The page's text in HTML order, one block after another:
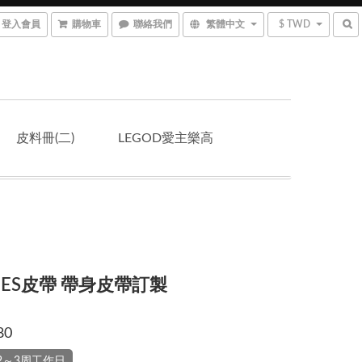
登入會員 購物車 聯絡我們 繁體中文 $ TWD
皮料冊(二) LEGOD愛主樂高
皮帶 帶身皮帶訂製